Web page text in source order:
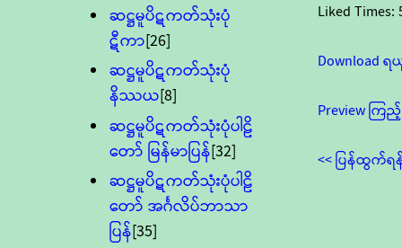
ဆဋ္ဌမူပိဋကတ်သုံးပုံ
ဋီကာ[26]
ဆဋ္ဌမူပိဋကတ်သုံးပုံ
နိဿယ[8]
ဆဋ္ဌမူပိဋကတ်သုံးပုံပါဠိ
တော် မြန်မာပြန်[32]
ဆဋ္ဌမူပိဋကတ်သုံးပုံပါဠိ
တော် အင်္ဂလိပ်ဘာသာ
ပြန်[35]
Liked Times:
Download
Preview ကြ
<< ပြန်ထွက်ရ